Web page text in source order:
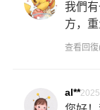
我們
方，
查看回復
al**